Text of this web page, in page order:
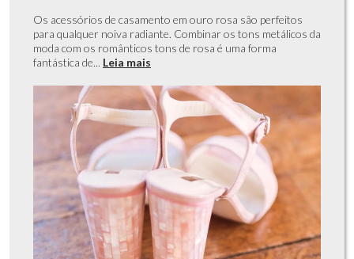
Os acessórios de casamento em ouro rosa são perfeitos
para qualquer noiva radiante. Combinar os tons metálicos da
moda com os românticos tons de rosa é uma forma
fantástica de... Leia mais